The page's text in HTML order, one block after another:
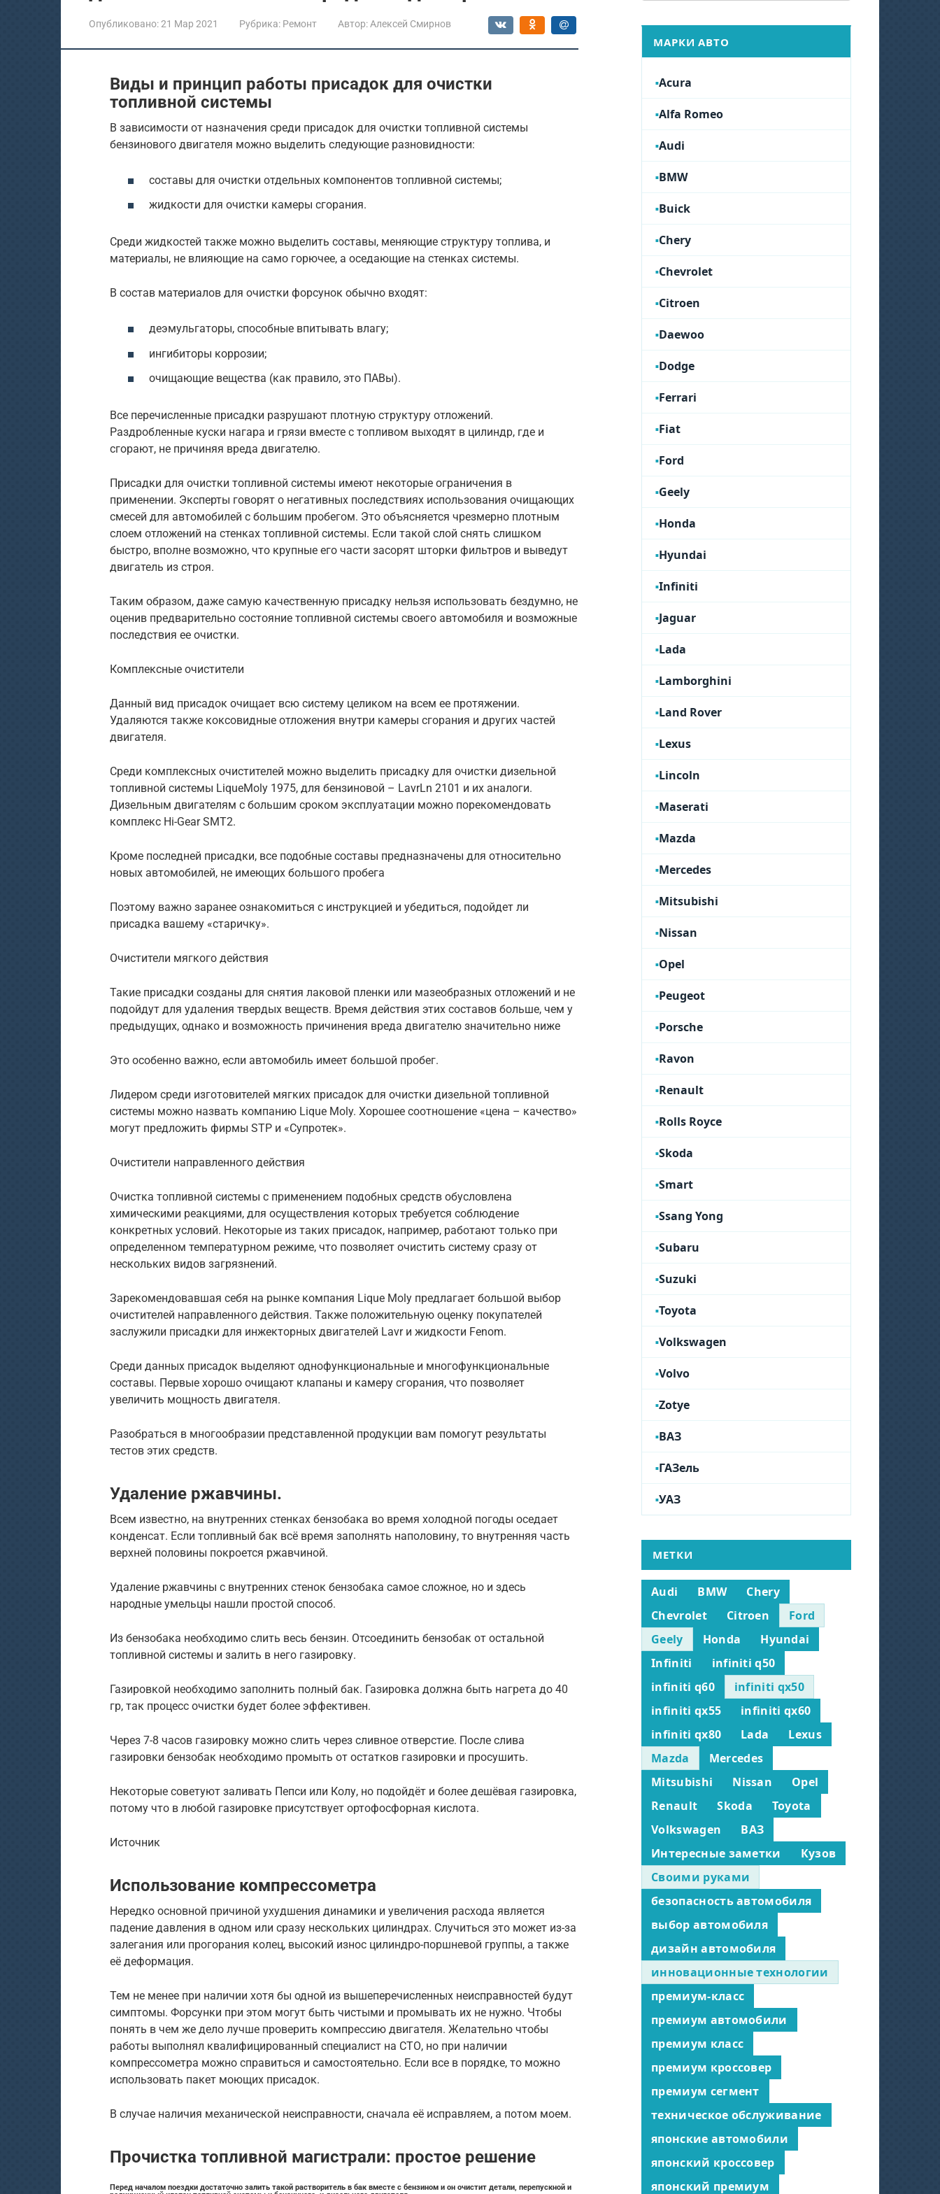
Опубликовано:21 Мар 2021 Рубрика: Ремонт Автор: Алексей Смирнов
Виды и принцип работы присадок для очистки
топливной системы
В зависимости от назначения среди присадок для очистки топливной системы
бензинового двигателя можно выделить следующие разновидности:
составы для очистки отдельных компонентов топливной системы;
жидкости для очистки камеры сгорания.
Среди жидкостей также можно выделить составы, меняющие структуру топлива, и
материалы, не влияющие на само горючее, а оседающие на стенках системы.
В состав материалов для очистки форсунок обычно входят:
деэмульгаторы, способные впитывать влагу;
ингибиторы коррозии;
очищающие вещества (как правило, это ПАВы).
Все перечисленные присадки разрушают плотную структуру отложений.
Раздробленные куски нагара и грязи вместе с топливом выходят в цилиндр, где и
сгорают, не причиняя вреда двигателю.
Присадки для очистки топливной системы имеют некоторые ограничения в
применении. Эксперты говорят о негативных последствиях использования очищающих
смесей для автомобилей с большим пробегом. Это объясняется чрезмерно плотным
слоем отложений на стенках топливной системы. Если такой слой снять слишком
быстро, вполне возможно, что крупные его части засорят шторки фильтров и выведут
двигатель из строя.
Таким образом, даже самую качественную присадку нельзя использовать бездумно, не
оценив предварительно состояние топливной системы своего автомобиля и возможные
последствия ее очистки.
Комплексные очистители
Данный вид присадок очищает всю систему целиком на всем ее протяжении.
Удаляются также коксовидные отложения внутри камеры сгорания и других частей
двигателя.
Среди комплексных очистителей можно выделить присадку для очистки дизельной
топливной системы LiqueMoly 1975, для бензиновой – LavrLn 2101 и их аналоги.
Дизельным двигателям с большим сроком эксплуатации можно порекомендовать
комплекс Hi-Gear SMT2.
Кроме последней присадки, все подобные составы предназначены для относительно
новых автомобилей, не имеющих большого пробега
Поэтому важно заранее ознакомиться с инструкцией и убедиться, подойдет ли
присадка вашему «старичку».
Очистители мягкого действия
Такие присадки созданы для снятия лаковой пленки или мазеобразных отложений и не
подойдут для удаления твердых веществ. Время действия этих составов больше, чем у
предыдущих, однако и возможность причинения вреда двигателю значительно ниже
Это особенно важно, если автомобиль имеет большой пробег.
Лидером среди изготовителей мягких присадок для очистки дизельной топливной
системы можно назвать компанию Lique Moly. Хорошее соотношение «цена – качество»
могут предложить фирмы STP и «Супротек».
Очистители направленного действия
Очистка топливной системы с применением подобных средств обусловлена
химическими реакциями, для осуществления которых требуется соблюдение
конкретных условий. Некоторые из таких присадок, например, работают только при
определенном температурном режиме, что позволяет очистить систему сразу от
нескольких видов загрязнений.
Зарекомендовавшая себя на рынке компания Lique Moly предлагает большой выбор
очистителей направленного действия. Также положительную оценку покупателей
заслужили присадки для инжекторных двигателей Lavr и жидкости Fenom.
Среди данных присадок выделяют однофункциональные и многофункциональные
составы. Первые хорошо очищают клапаны и камеру сгорания, что позволяет
увеличить мощность двигателя.
Разобраться в многообразии представленной продукции вам помогут результаты
тестов этих средств.
Удаление ржавчины.
Всем известно, на внутренних стенках бензобака во время холодной погоды оседает
конденсат. Если топливный бак всё время заполнять наполовину, то внутренняя часть
верхней половины покроется ржавчиной.
Удаление ржавчины с внутренних стенок бензобака самое сложное, но и здесь
народные умельцы нашли простой способ.
Из бензобака необходимо слить весь бензин. Отсоединить бензобак от остальной
топливной системы и залить в него газировку.
Газировкой необходимо заполнить полный бак. Газировка должна быть нагрета до 40
гр, так процесс очистки будет более эффективен.
Через 7-8 часов газировку можно слить через сливное отверстие. После слива
газировки бензобак необходимо промыть от остатков газировки и просушить.
Некоторые советуют заливать Пепси или Колу, но подойдёт и более дешёвая газировка,
потому что в любой газировке присутствует ортофосфорная кислота.
Источник
Использование компрессометра
Нередко основной причиной ухудшения динамики и увеличения расхода является
падение давления в одном или сразу нескольких цилиндрах. Случиться это может из-за
залегания или прогорания колец, высокий износ цилиндро-поршневой группы, а также
её деформация.
Тем не менее при наличии хотя бы одной из вышеперечисленных неисправностей будут
симптомы. Форсунки при этом могут быть чистыми и промывать их не нужно. Чтобы
понять в чем же дело лучше проверить компрессию двигателя. Желательно чтобы
работы выполнял квалифицированный специалист на СТО, но при наличии
компрессометра можно справиться и самостоятельно. Если все в порядке, то можно
использовать пакет моющих присадок.
В случае наличия механической неисправности, сначала её исправляем, а потом моем.
Прочистка топливной магистрали: простое решение
Перед началом поездки достаточно залить такой растворитель в бак вместе с бензином и он очистит детали, перепускной и
МАРКИ АВТО
Acura
Alfa Romeo
Audi
BMW
Buick
Chery
Chevrolet
Citroen
Daewoo
Dodge
Ferrari
Fiat
Ford
Geely
Honda
Hyundai
Infiniti
Jaguar
Lada
Lamborghini
Land Rover
Lexus
Lincoln
Maserati
Mazda
Mercedes
Mitsubishi
Nissan
Opel
Peugeot
Porsche
Ravon
Renault
Rolls Royce
Skoda
Smart
Ssang Yong
Subaru
Suzuki
Toyota
Volkswagen
Volvo
Zotye
ВАЗ
ГАЗель
УАЗ
МЕТКИ
Audi BMW
Chery
Chevrolet
Citroen
Ford
Geely
Honda
Hyundai
Infiniti
infiniti q50
infiniti q60
infiniti qx50
infiniti qx55
infiniti qx60
infiniti qx80
Lada
Lexus
Mazda
Mercedes
Mitsubishi
Nissan
Opel
Renault
Skoda
Toyota
Volkswagen
ВАЗ
Интересные заметки
Кузов
Своими руками
безопасность автомобиля
выбор автомобиля
дизайн автомобиля
инновационные технологии
премиум-класс
премиум автомобили
премиум класс
премиум кроссовер
премиум сегмент
техническое обслуживание
японские автомобили
японский кроссовер
японский премиум